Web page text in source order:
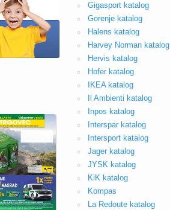
Gigasport katalog
Gorenje katalog
Halens katalog
Harvey Norman katalog
Hervis katalog
Hofer katalog
IKEA katalog
Il Ambienti katalog
Inpos katalog
Interspar katalog
Intersport katalog
Jager katalog
JYSK katalog
KiK katalog
Kompas
La Redoute katalog